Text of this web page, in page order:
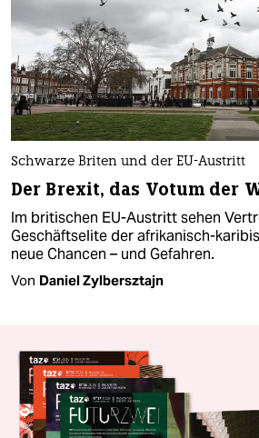
Schwarze Briten und der EU-Austritt
Der Brexit, das Votum der
Im britischen EU-Austritt sehen
Geschäftselite der afrikanisch-
neue Chancen – und Gefahren.
Von Daniel Zylbersztajn